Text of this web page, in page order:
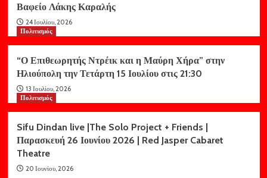
Βαφείο Λάκης Καραλής
24 Ιουλίου, 2026
Πολιτισμός
“Ο Επιθεωρητής Ντρέικ και η Μαύρη Χήρα” στην
Ηλιούπολη την Τετάρτη 15 Ιουλίου στις 21:30
13 Ιουλίου, 2026
Πολιτισμός
Sifu Dindan live |The Solo Project + Friends |
Παρασκευή 26 Ιουνίου 2026 | Red Jasper Cabaret
Theatre
20 Ιουνίου, 2026